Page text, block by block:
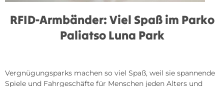
RFID-Armbänder: Viel Spaß im Parko
Paliatso Luna Park
Vergnügungsparks machen so viel Spaß, weil sie spannende
Spiele und Fahrgeschäfte für Menschen jeden Alters und